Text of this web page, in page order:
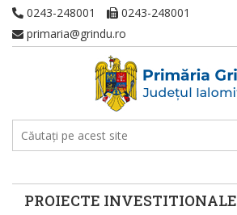
0243-248001
0243-248001
primaria@grindu.ro
PROIECTE INVESTITIONALE